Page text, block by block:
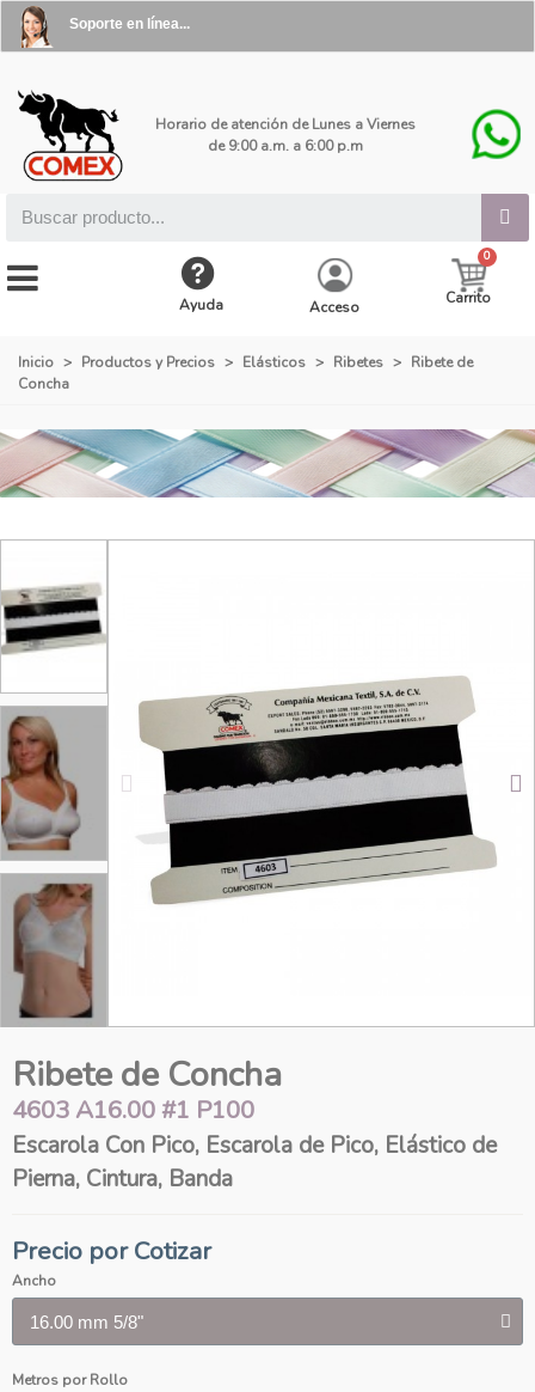
Soporte en línea...
Horario de atención de Lunes a Viernes
de 9:00 a.m. a 6:00 p.m
Ayuda Acceso Carrito
Inicio > Productos y Precios > Elásticos > Ribetes > Ribete de
Concha
Ribete de Concha
4603 A16.00 #1 P100
Escarola Con Pico, Escarola de Pico, Elástico de
Pierna, Cintura, Banda
Precio por Cotizar
Ancho
Metros por Rollo